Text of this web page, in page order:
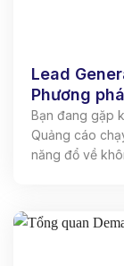
Lead
Phương
Bạn đang gặp
Quảng cáo
năng đổ về